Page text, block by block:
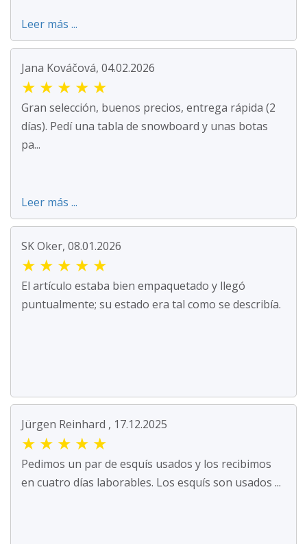
Leer más ...
Jana Kováčová, 04.02.2026
★ ★ ★ ★ ★
Gran selección, buenos precios, entrega rápida (2
días). Pedí una tabla de snowboard y unas botas
pa...
Leer más ...
SK Oker, 08.01.2026
★ ★ ★ ★ ★
El artículo estaba bien empaquetado y llegó
puntualmente; su estado era tal como se describía.
Jürgen Reinhard , 17.12.2025
★ ★ ★ ★ ★
Pedimos un par de esquís usados y los recibimos
en cuatro días laborables. Los esquís son usados ...